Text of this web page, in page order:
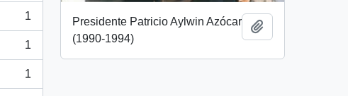
1
1
1
Presidente Patricio Aylwin Azócar
(1990-1994)